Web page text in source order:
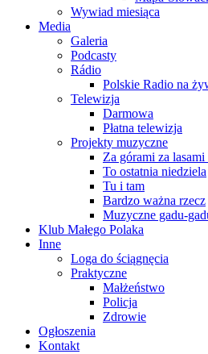
Wywiad miesiąca
Media
Galeria
Podcasty
Rádio
Polskie Radio na
Telewizja
Darmowa
Płatna telewizja
Projekty muzyczne
Za górami za lasami
To ostatnia niedziela
Tu i tam
Bardzo ważna rzecz
Muzyczne gadu-
Klub Małego Polaka
Inne
Loga do ściągnęcia
Praktyczne
Małżeństwo
Policja
Zdrowie
Ogłoszenia
Kontakt